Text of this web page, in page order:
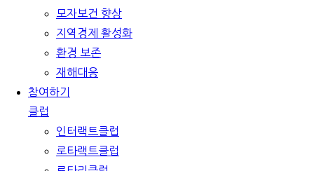
모자보건 향상
지역경제 활성화
환경 보존
재해대응
참여하기
클럽
인터랙트클럽
로타랙트클럽